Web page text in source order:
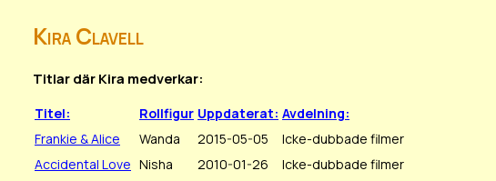
Kira Clavell
Titlar där Kira medverkar:
Titel: Rollfigur Uppdaterat: Avdelning:
Frankie & Alice
Wanda 2015-05-05
Icke-dubbade filmer
Accidental Love Nisha 2010-01-26 Icke-dubbade filmer